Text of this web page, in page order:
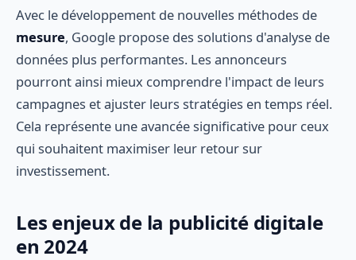
Avec le développement de nouvelles méthodes de
mesure, Google propose des solutions d'analyse de
données plus performantes. Les annonceurs
pourront ainsi mieux comprendre l'impact de leurs
campagnes et ajuster leurs stratégies en temps réel.
Cela représente une avancée significative pour ceux
qui souhaitent maximiser leur retour sur
investissement.
Les enjeux de la publicité digitale
en 2024